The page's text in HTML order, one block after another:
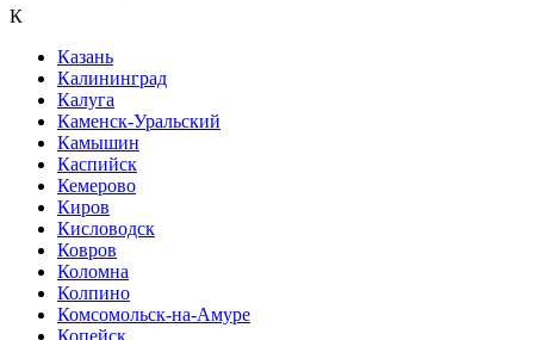
К
Казань
Калининград
Калуга
Каменск-Уральский
Камышин
Каспийск
Кемерово
Киров
Кисловодск
Ковров
Коломна
Колпино
Комсомольск-на-Амуре
Копейск